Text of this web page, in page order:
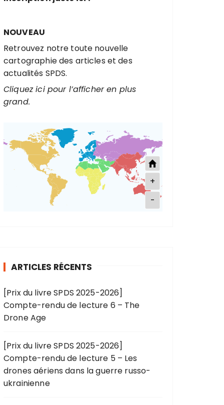
p
u
:
NOUVEAU
Retrouvez notre toute nouvelle
cartographie des articles et des
actualités SPDS.
Cliquez ici pour l’afficher en plus
grand.
+
-
ARTICLES RÉCENTS
[Prix du livre SPDS 2025-2026]
Compte-rendu de lecture 6 – The
Drone Age
[Prix du livre SPDS 2025-2026]
Compte-rendu de lecture 5 – Les
drones aériens dans la guerre russo-
ukrainienne